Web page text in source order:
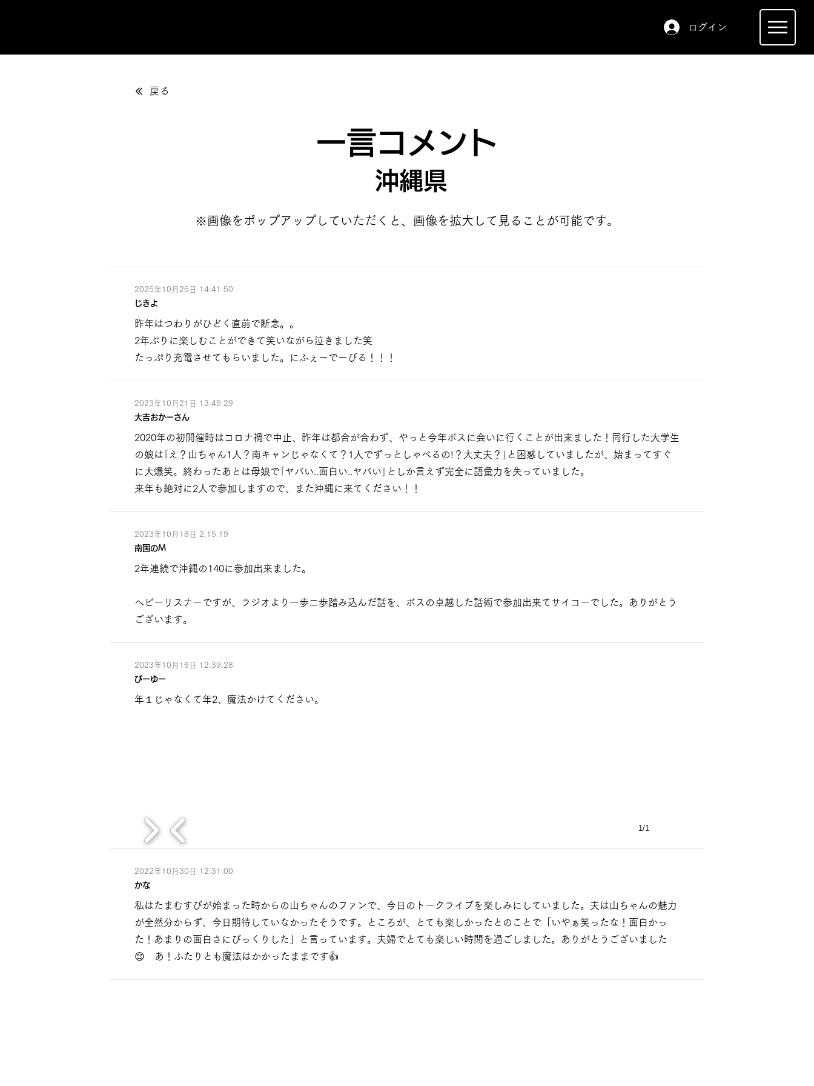
ログイン
戻る
一言コメント
沖縄県
※画像をポップアップしていただくと、画像を拡大して見ることが可能です。
2025年10月26日 14:41:50
じきよ
昨年はつわりがひどく直前で断念。。
2年ぶりに楽しむことができて笑いながら泣きました笑
たっぷり充電させてもらいました。にふぇーでーびる！！！
2023年10月21日 13:45:29
大吉おかーさん
2020年の初開催時はコロナ禍で中止、昨年は都合が合わず、やっと今年ボスに会いに行くことが出来ました！同行した大学生
の娘は｢え？山ちゃん1人？南キャンじゃなくて？1人でずっとしゃべるの!？大丈夫？｣と困惑していましたが、始まってすぐ
に大爆笑。終わったあとは母娘で｢ヤバい..面白い..ヤバい｣としか言えず完全に語彙力を失っていました。
来年も絶対に2人で参加しますので、また沖縄に来てください！！
2023年10月18日 2:15:19
南国のM
2年連続で沖縄の140に参加出来ました。
ヘビーリスナーですが、ラジオより一歩二歩踏み込んだ話を、ボスの卓越した話術で参加出来てサイコーでした。ありがとう
ございます。
2023年10月16日 12:39:28
ぴーゆー
年１じゃなくて年2、魔法かけてください。
1/1
2022年10月30日 12:31:00
かな
私はたまむすびが始まった時からの山ちゃんのファンで、今日のトークライブを楽しみにしていました。夫は山ちゃんの魅力
が全然分からず、今日期待していなかったそうです。ところが、とても楽しかったとのことで「いやぁ笑ったな！面白かっ
た！あまりの面白さにびっくりした」と言っています。夫婦でとても楽しい時間を過ごしました。ありがとうございました
😊 あ！ふたりとも魔法はかかったままです👍